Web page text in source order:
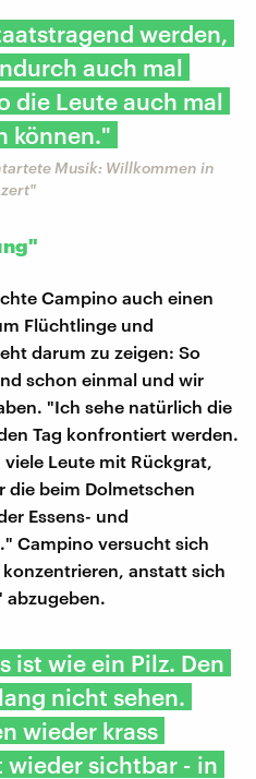
werden,
auch mal
die Leute auch mal
können."
Musik: Willkommen in
Campino auch einen
Flüchtlinge und
darum zu zeigen: So
schon einmal und wir
"Ich sehe natürlich die
Tag konfrontiert werden.
Leute mit Rückgrat,
die beim Dolmetschen
Essens- und
Campino versucht sich
anstatt sich
ist wie ein Pilz. Den
nicht sehen.
wieder krass
sichtbar - in